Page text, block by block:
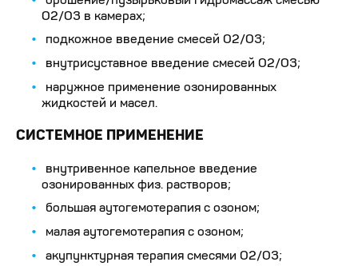
О2/О3 в камерах;
подкожное введение смесей О2/О3;
внутрисуставное введение смесей О2/О3;
наружное применение озонированных
жидкостей и масел.
СИСТЕМНОЕ ПРИМЕНЕНИЕ
внутривенное капельное введение
озонированных физ. растворов;
большая аутогемотерапия с озоном;
малая аутогемотерапия с озоном;
акупунктурная терапия смесями О2/О3;